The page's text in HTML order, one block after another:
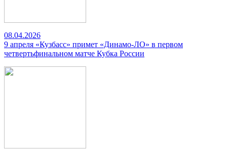
08.04.2026
9 апреля «Кузбасс» примет «Динамо-ЛО» в первом
четвертьфинальном матче Кубка России